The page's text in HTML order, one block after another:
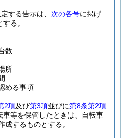
する告示は、 次の各号に掲げ
る。
数
所
める事項
2項及び第3項並びに第8条第2項
等を保管したときは、自転車
成するものとする。